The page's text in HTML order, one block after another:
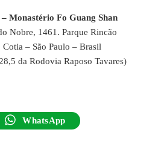
Monastério Fo Guang Shan
Nobre, 1461. Parque Rincão
– São Paulo – Brasil
da Rodovia Raposo Tavares)
WhatsApp